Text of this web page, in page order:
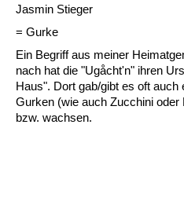
Jasmin Stieger
= Gurke
Ein Begriff aus meiner
nach hat die "Ugåcht'n" ihren
Haus". Dort gab/gibt es oft auch
Gurken (wie auch Zucchini oder
bzw. wachsen.